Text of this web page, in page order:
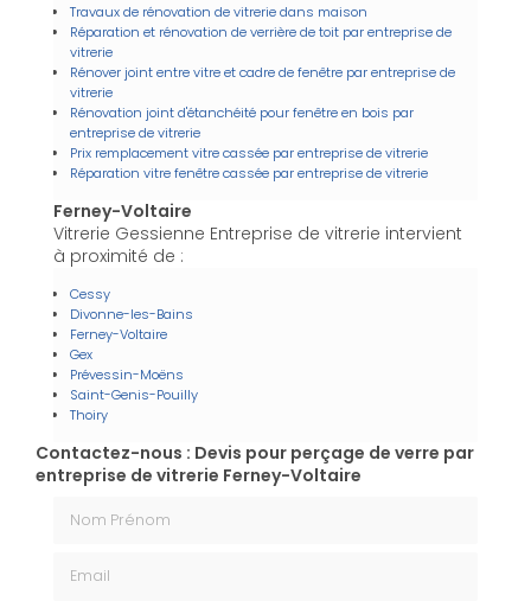
Travaux de rénovation de vitrerie dans maison
Réparation et rénovation de verrière de toit par entreprise de
vitrerie
Rénover joint entre vitre et cadre de fenêtre par entreprise de
vitrerie
Rénovation joint d'étanchéité pour fenêtre en bois par
entreprise de vitrerie
Prix remplacement vitre cassée par entreprise de vitrerie
Réparation vitre fenêtre cassée par entreprise de vitrerie
Ferney-Voltaire
Vitrerie Gessienne Entreprise de vitrerie intervient
à proximité de :
Cessy
Divonne-les-Bains
Ferney-Voltaire
Gex
Prévessin-Moëns
Saint-Genis-Pouilly
Thoiry
Contactez-nous : Devis pour perçage de verre par
entreprise de vitrerie Ferney-Voltaire